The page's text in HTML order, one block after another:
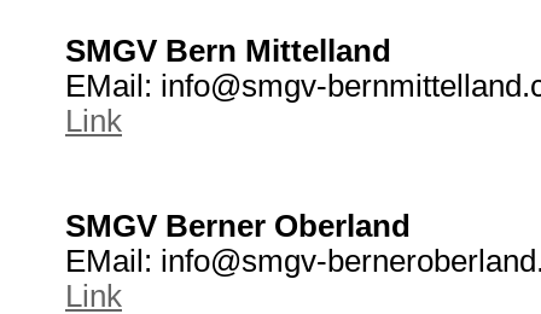
SMGV Bern Mittelland
EMail: info@smgv-
Link
SMGV Berner Oberland
EMail: info@smgv-
Link